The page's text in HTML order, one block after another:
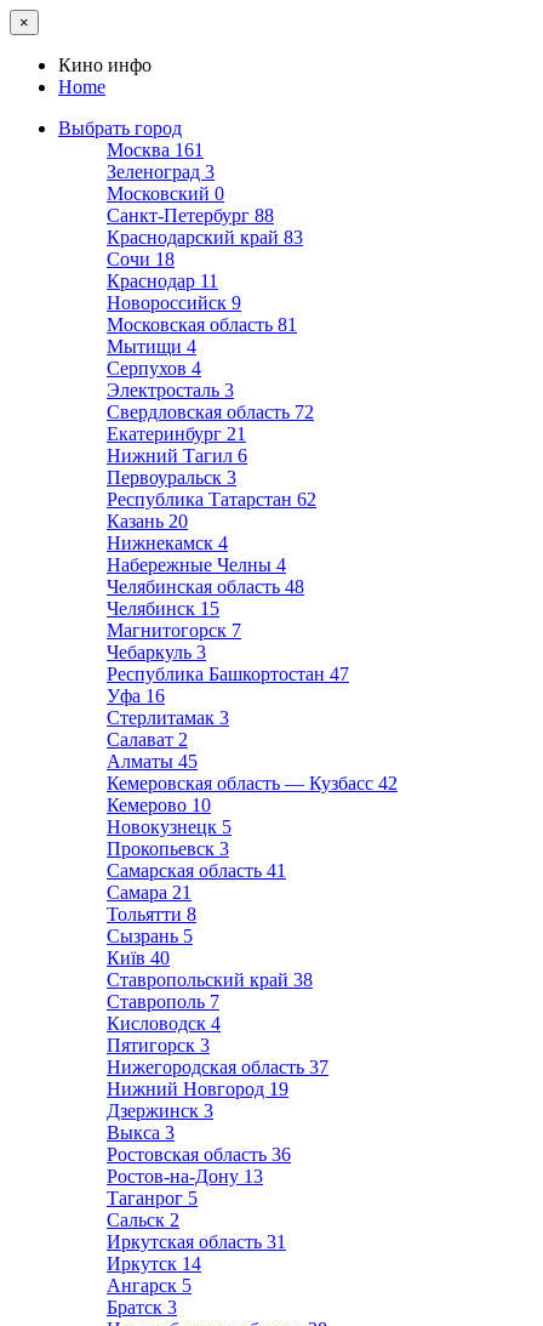
×
Кино инфо
Home
Выбрать город
Москва 161
Зеленоград 3
Московский 0
Санкт-Петербург 88
Краснодарский край 83
Сочи 18
Краснодар 11
Новороссийск 9
Московская область 81
Мытищи 4
Серпухов 4
Электросталь 3
Свердловская область 72
Екатеринбург 21
Нижний Тагил 6
Первоуральск 3
Республика Татарстан 62
Казань 20
Нижнекамск 4
Набережные Челны 4
Челябинская область 48
Челябинск 15
Магнитогорск 7
Чебаркуль 3
Республика Башкортостан 47
Уфа 16
Стерлитамак 3
Салават 2
Алматы 45
Кемеровская область — Кузбасс 42
Кемерово 10
Новокузнецк 5
Прокопьевск 3
Самарская область 41
Самара 21
Тольятти 8
Сызрань 5
Київ 40
Ставропольский край 38
Ставрополь 7
Кисловодск 4
Пятигорск 3
Нижегородская область 37
Нижний Новгород 19
Дзержинск 3
Выкса 3
Ростовская область 36
Ростов-на-Дону 13
Таганрог 5
Сальск 2
Иркутская область 31
Иркутск 14
Ангарск 5
Братск 3